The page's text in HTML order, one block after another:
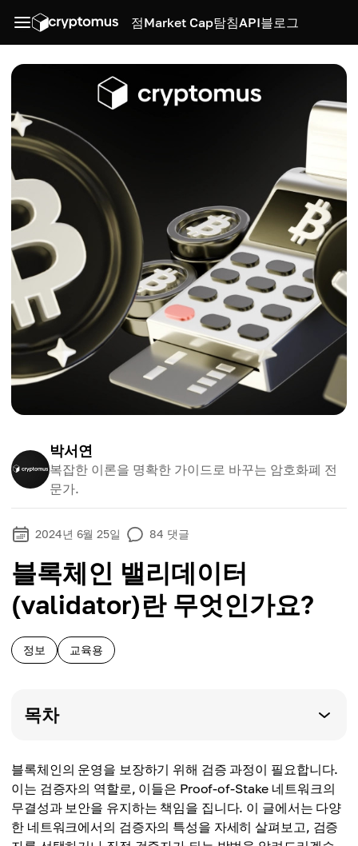
점Market Cap탐침API블로그
박서연
복잡한 이론을 명확한 가이드로 바꾸는 암호화폐 전
문가.
2024년 6월 25일 84 댓글
블록체인 밸리데이터
(validator)란 무엇인가요?
정보 교육용
목차
블록체인의 운영을 보장하기 위해 검증 과정이 필요합니다.
이는 검증자의 역할로, 이들은 Proof-of-Stake 네트워크의
무결성과 보안을 유지하는 책임을 집니다. 이 글에서는 다양
한 네트워크에서의 검증자의 특성을 자세히 살펴보고, 검증